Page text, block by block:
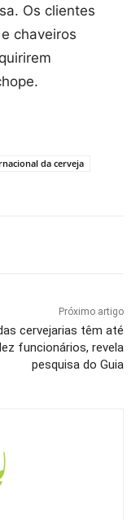
Os clientes
chaveiros
da cerveja
Próximo artigo
cervejarias têm até
funcionários, revela
pesquisa do Guia